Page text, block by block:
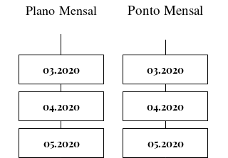
Plano Mensal
03.2020
04.2020
05.2020
Ponto Mensal
03.2020
04.2020
05.2020